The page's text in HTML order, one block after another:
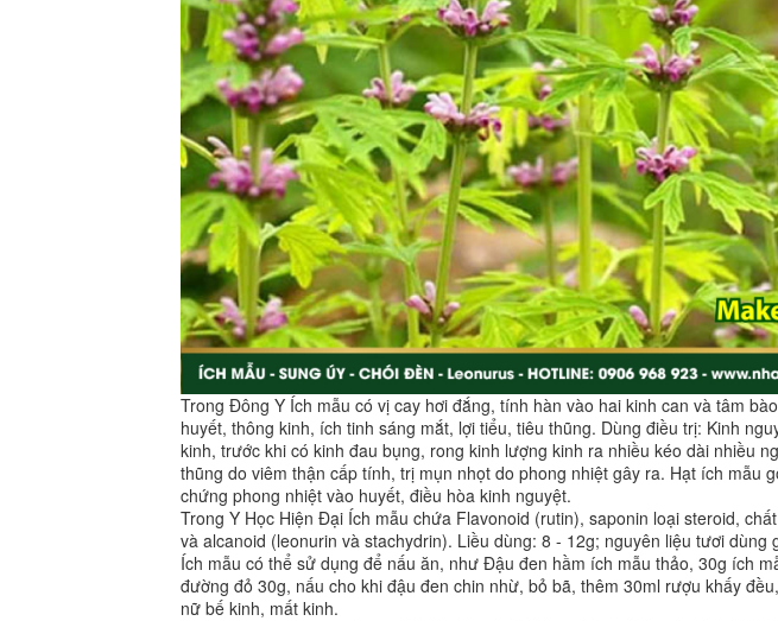
Trong Đông Y Ích mẫu có vị cay hơi đắng, tính hàn vào hai kinh can và tâm
huyết, thông kinh, ích tinh sáng mắt, lợi tiểu, tiêu thũng. Dùng điều trị: Kinh
kinh, trước khi có kinh đau bụng, rong kinh lượng kinh ra nhiều kéo dài nhiều
thũng do viêm thận cấp tính, trị mụn nhọt do phong nhiệt gây ra. Hạt ích mẫu
chứng phong nhiệt vào huyết, điều hòa kinh nguyệt.
Trong Y Học Hiện Đại Ích mẫu chứa Flavonoid (rutin), saponin loại steroid,
và alcanoid (leonurin và stachydrin). Liều dùng: 8 - 12g; nguyên liệu tươi dùng
Ích mẫu có thể sử dụng để nấu ăn, như Đậu đen hầm ích mẫu thảo, 30g ích
đường đỏ 30g, nấu cho khi đậu đen chin nhừ, bỏ bã, thêm 30ml rượu khấy
nữ bế kinh, mất kinh.